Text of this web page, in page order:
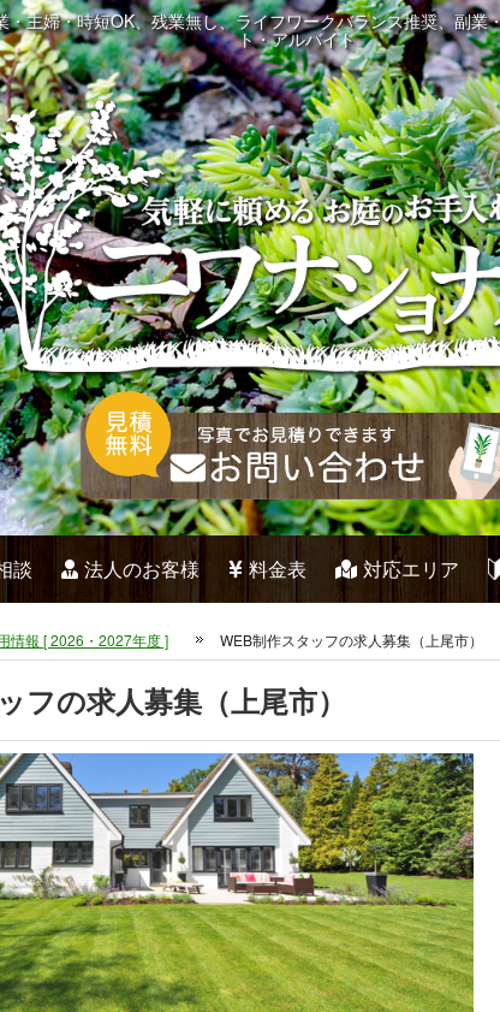
主婦・時短OK、残業無し、ライフワークバランス推奨、副
ト・アルバイト
談 法人のお客様 料金表 対応エリア
情報 [ 2026・2027年度 ] WEB制作スタッフの求人募集（上尾市）
フの求人募集（上尾市）